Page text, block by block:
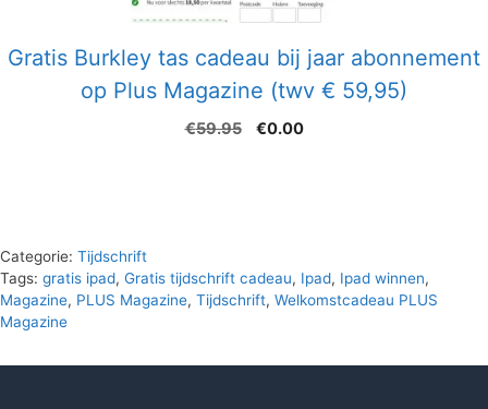
Gratis Burkley tas cadeau bij jaar abonnement
op Plus Magazine (twv € 59,95)
€59.95
Oorspronkelijke
€0.00Huidige
Categorie: Tijdschrift
Tags: gratis ipad, Gratis tijdschrift cadeau, Ipad, Ipad winnen,
Magazine, PLUS Magazine, Tijdschrift, Welkomstcadeau PLUS
Magazine